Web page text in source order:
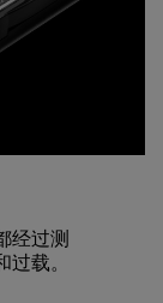
经过测
载。